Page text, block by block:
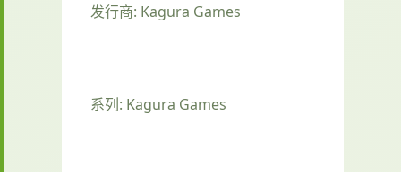
发行商: Kagura Games
系列: Kagura Games